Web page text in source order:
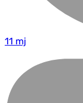
11 mj